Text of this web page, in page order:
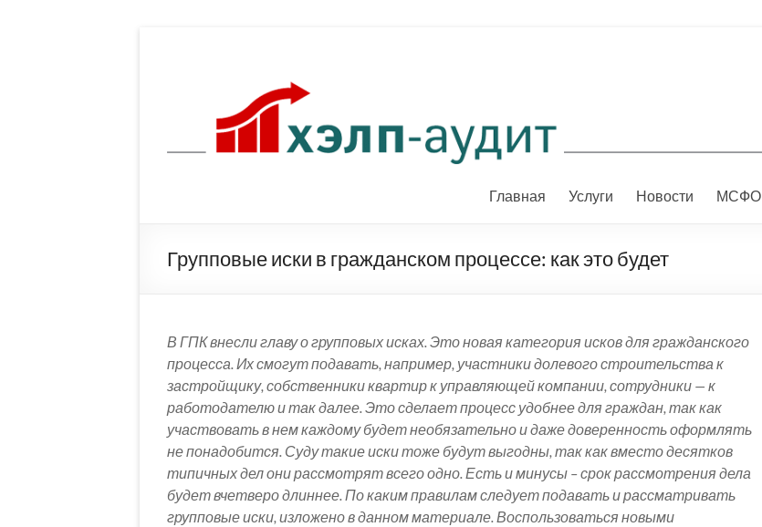
Главная Услуги Новости МСФО
Групповые иски в гражданском процессе: как это будет
В ГПК внесли главу о групповых исках. Это новая категория исков для гражданского
процесса. Их смогут подавать, например, участники долевого строительства к
застройщику, собственники квартир к управляющей компании, сотрудники — к
работодателю и так далее. Это сделает процесс удобнее для граждан, так как
участвовать в нем каждому будет необязательно и даже доверенность оформлять
не понадобится. Суду такие иски тоже будут выгодны, так как вместо десятков
типичных дел они рассмотрятвсего одно. Есть и минусы – срок рассмотрения дела
будет вчетверо длиннее. По каким правилам следует подавать и рассматривать
групповые иски, изложено в данном материале. Воспользоваться новыми